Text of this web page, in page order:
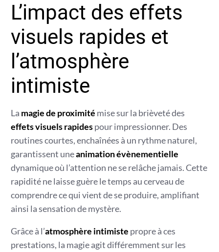
L’impact des effets
visuels rapides et
l’atmosphère
intimiste
La magie de proximité mise sur la brièveté des
effets visuels rapidespour impressionner. Des
routines courtes, enchaînées à un rythme naturel,
garantissent uneanimation évènementielle
dynamique où l’attention ne se relâche jamais. Cette
rapidité ne laisse guère le temps au cerveau de
comprendre ce qui vient de se produire, amplifiant
ainsi la sensation de mystère.
Grâce à l’atmosphère intimiste propre à ces
prestations, la magie agit différemment sur les